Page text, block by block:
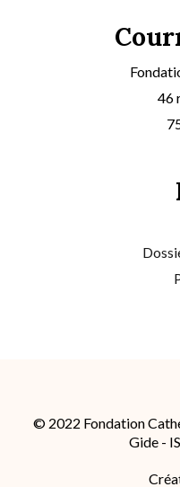
46
© 2022 Fondation
Gide -